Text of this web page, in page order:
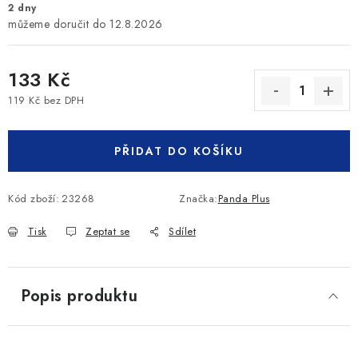
2 dny
12.8.2026
133 Kč
119 Kč bez DPH
PŘIDAT DO KOŠÍKU
Kód zboží: 23268 Značka:Panda Plus
Tisk Zeptat se Sdílet
Popis produktu